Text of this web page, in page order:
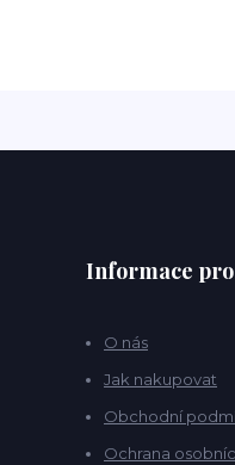
Informace
O nás
Jak nakupovat
Obchodní
Ochrana